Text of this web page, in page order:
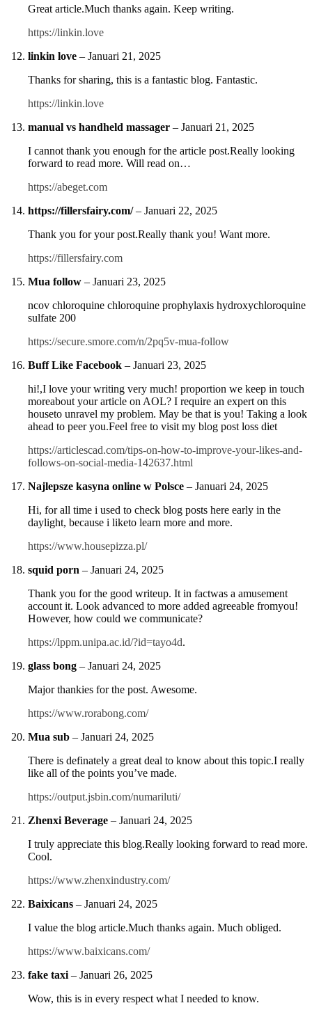
Great article.Much thanks again. Keep writing.
https://linkin.love
linkin love – Januari 21, 2025
Thanks for sharing, this is a fantastic blog. Fantastic.
https://linkin.love
manual vs handheld massager – Januari 21, 2025
I cannot thank you enough for the article post.Really looking
forward to read more. Will read on…
https://abeget.com
https://fillersfairy.com/– Januari 22, 2025
Thank you for your post.Really thank you! Want more.
https://fillersfairy.com
Mua follow – Januari 23, 2025
ncov chloroquine chloroquine prophylaxis hydroxychloroquine
sulfate 200
https://secure.smore.com/n/2pq5v-mua-follow
Buff Like Facebook – Januari 23, 2025
hi!,I love your writing very much! proportion we keep in touch
moreabout your article on AOL? I require an expert on this
houseto unravel my problem. May be that is you! Taking a look
ahead to peer you.Feel free to visit my blog post loss diet
https://articlescad.com/tips-on-how-to-improve-your-likes-and-
follows-on-social-media-142637.html
Najlepsze kasyna online w Polsce – Januari 24, 2025
Hi, for all time i used to check blog posts here early in the
daylight, because i liketo learn more and more.
https://www.housepizza.pl/
squid porn – Januari 24, 2025
Thank you for the good writeup. It in factwas a amusement
account it. Look advanced to more added agreeable fromyou!
However, how could we communicate?
https://lppm.unipa.ac.id/?id=tayo4d.
glass bong – Januari 24, 2025
Major thankies for the post. Awesome.
https://www.rorabong.com/
Mua sub – Januari 24, 2025
There is definately a great deal to know about this topic.I really
like all of the points you’ve made.
https://output.jsbin.com/numariluti/
Zhenxi Beverage – Januari 24, 2025
I truly appreciate this blog.Really looking forward to read more.
Cool.
https://www.zhenxindustry.com/
Baixicans – Januari 24, 2025
I value the blog article.Much thanks again. Much obliged.
https://www.baixicans.com/
fake taxi – Januari 26, 2025
Wow, this is in every respect what I needed to know.